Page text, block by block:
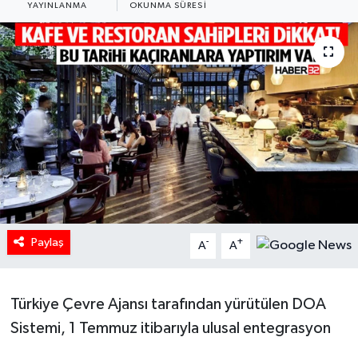
YAYINLANMA OKUNMA SÜRESI
Paylaş A- A+
Türkiye Çevre Ajansı tarafından yürütülen DOA
Sistemi, 1 Temmuz itibarıyla ulusal entegrasyon
HABERDE İNSAN
İlginç
KÜLTÜR SANAT
MAGAZİN
Oyun
POLİTİKA
RESMİ İLANLAR
SAĞLIK
Spor